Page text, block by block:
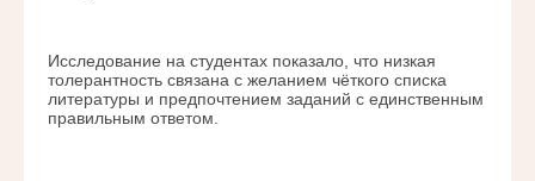
Исследование на студентах показало, что низкая
толерантность связана с желанием чёткого списка
литературы и предпочтением заданий с единственным
правильным ответом.